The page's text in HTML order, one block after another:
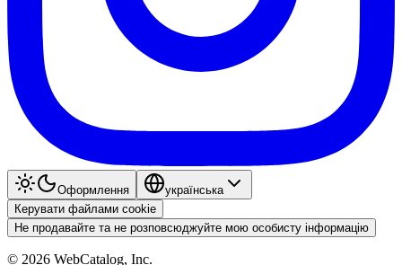
Оформлення
українська
Керувати файлами cookie
Не продавайте та не розповсюджуйте мою особисту інформацію
© 2026 WebCatalog, Inc.